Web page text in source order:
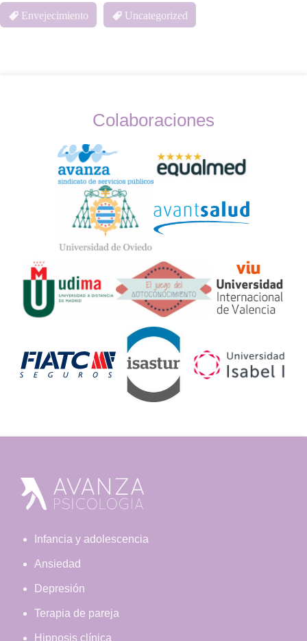
Envejecimiento Uncategorized
Widget
Logos
Colaboraciones
Footer
Infancia y adolescencia
Ansiedad
Depresión
Terapia de pareja
Hipnosis clínica